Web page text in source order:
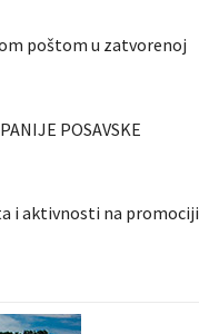
poštom u zatvorenoj
POSAVSKE
i aktivnosti na promociji